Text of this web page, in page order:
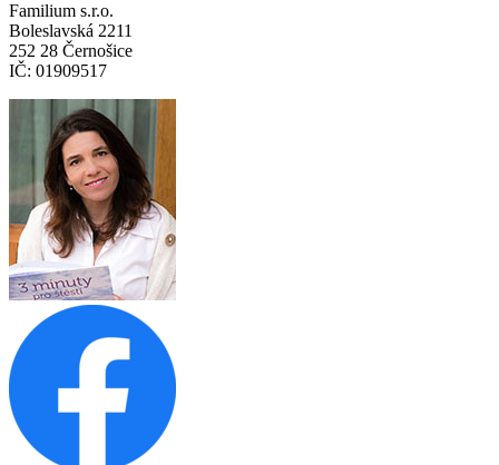
Familium s.r.o.
Boleslavská 2211
252 28 Černošice
IČ: 01909517